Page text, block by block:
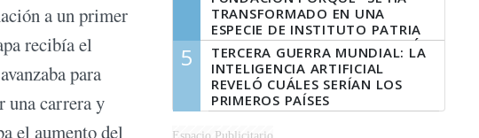
a un primer
recibía el
para
una carrera y
el aumento del
TRANSFORMADO EN UNA
ESPECIE DE INSTITUTO PATRIA
INCONDICIONAL DE LA GESTIÓN
DE MILEI"
5
TERCERA GUERRA MUNDIAL: LA
INTELIGENCIA ARTIFICIAL
REVELÓ CUÁLES SERÍAN LOS
PRIMEROS PAÍSES
LATINOAMERICANOS EN SER
DERROTADOS